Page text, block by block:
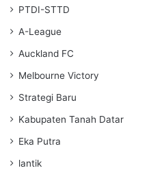
PTDI-STTD
A-League
Auckland FC
Melbourne Victory
Strategi Baru
Kabupaten Tanah Datar
Eka Putra
lantik